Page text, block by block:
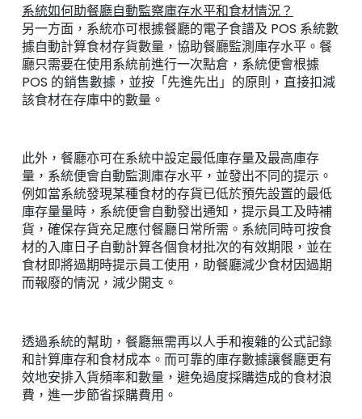
系統如何助餐廳自動監察庫存水平和食材情況？
另一方面，系統亦可根據餐廳的電子食譜及 POS 系統數
據自動計算食材存貨數量，協助餐廳監測庫存水平。餐
廳只需要在使用系統前進行一次點倉，系統便會根據
POS 的銷售數據，並按「先進先出」的原則，直接扣減
該食材在存庫中的數量。
此外，餐廳亦可在系統中設定最低庫存量及最高庫存
量，系統便會自動監測庫存水平，並發出不同的提示。
例如當系統發現某種食材的存貨已低於預先設置的最低
庫存量量時，系統便會自動發出通知，提示員工及時補
貨，確保存貨充足應付餐廳日常所需。系統同時可按食
材的入庫日子自動計算各個食材批次的有效期限，並在
食材即將過期時提示員工使用，助餐廳減少食材因過期
而報廢的情況，減少開支。
透過系統的幫助，餐廳無需再以人手和複雜的公式記錄
和計算庫存和食材成本。而可靠的庫存數據讓餐廳更有
效地安排入貨頻率和數量，避免過度採購造成的食材浪
費，進一步節省採購費用。